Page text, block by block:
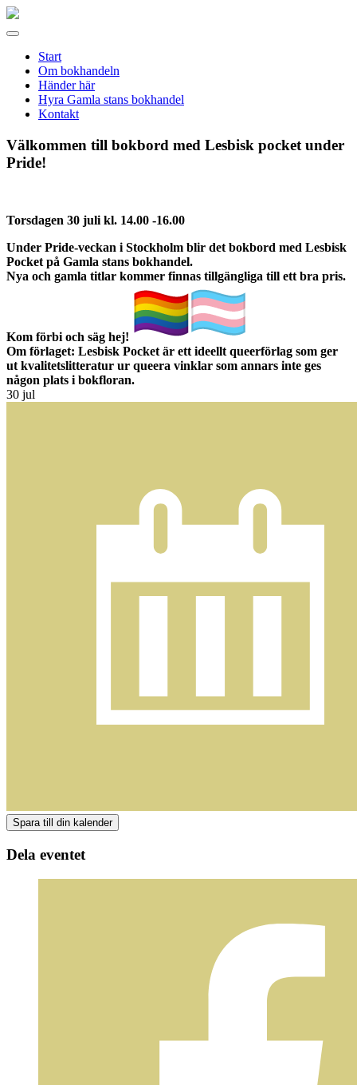
Gamla
Meny
Start
Om bokhandeln
Händer här
Hyra Gamla stans bokhandel
Kontakt
Välkommen till bokbord med Lesbisk pocket under
Pride!
Torsdagen 30 juli kl. 14.00 -16.00
Under Pride-veckan i Stockholm blir det bokbord med Lesbisk
Pocket på Gamla stans bokhandel.
Nya och gamla titlar kommer finnas tillgängliga till ett bra pris.
Kom förbi och säg hej!
Om förlaget: Lesbisk Pocket är ett ideellt queerförlag som ger
ut kvalitetslitteratur ur queera vinklar som annars inte ges
någon plats i bokfloran.
30 jul
Dela eventet